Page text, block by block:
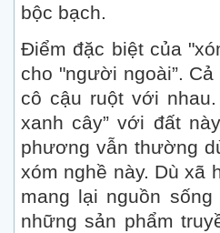
bộc bạch.
Điểm đặc biệt của
cho "người ngoài”.
cô cậu ruột với
xanh cây” với đất
phương vẫn thường
xóm nghề này. Dù xã
mang lại nguồn
những sản phẩm